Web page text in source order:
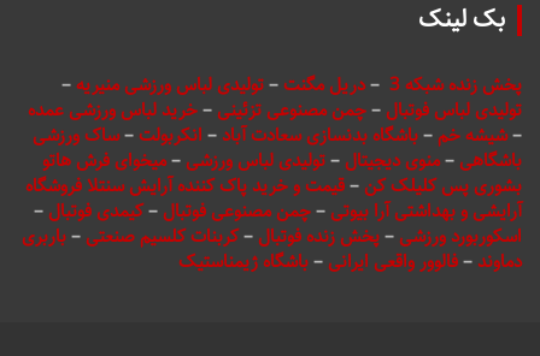
بک لینک
پخش زنده شبکه 3 –دریل مگنت–تولیدی لباس ورزشی منیریه–
تولیدی لباس فوتبال –چمن مصنوعی تزئینی –خرید لباس ورزشی عمده
–شیشه خم–باشگاه بدنسازی سعادت آباد – انکربولت–ساک ورزشی
باشگاهی –منوی دیجیتال –تولیدی لباس ورزشی –میخوای فرش هاتو
بشوری پس کلیلک کن –قیمت و خرید پاک کننده آرایش سنتلا فروشگاه
آرایشی و بهداشتی آرا بیوتی –چمن مصنوعی فوتبال –کیمدی فوتبال –
اسکوربورد ورزشی –پخش زنده فوتبال –کربنات کلسیم صنعتی –باربری
دماوند–فالوور واقعی ایرانی –باشگاه ژیمناستیک